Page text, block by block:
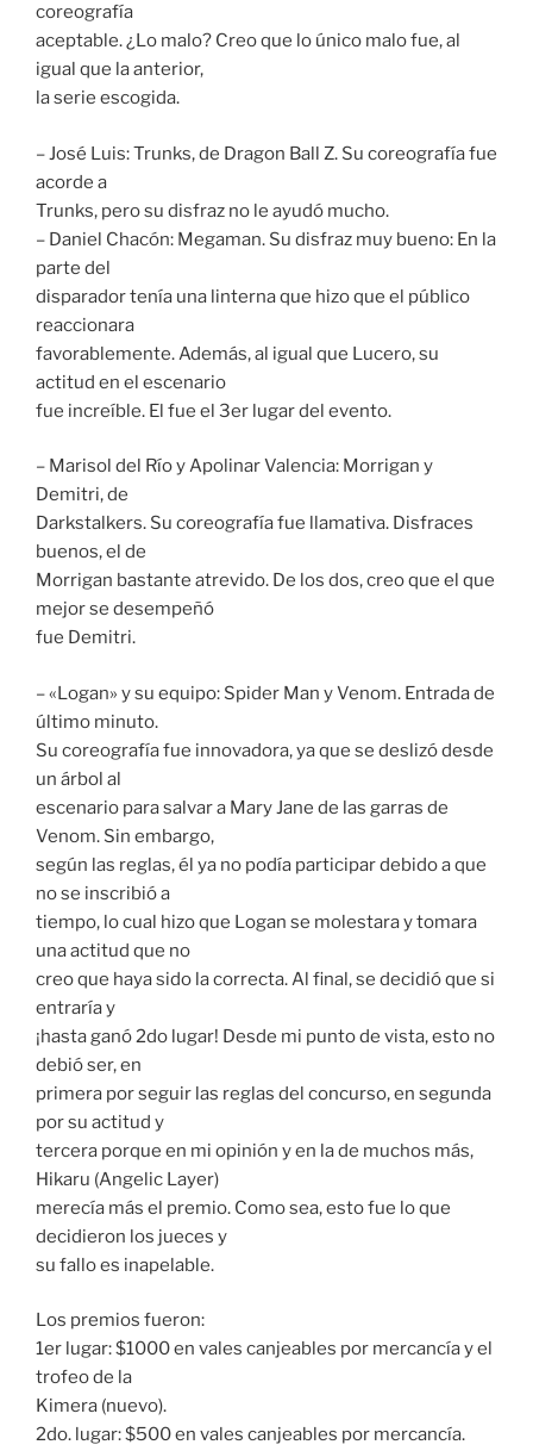
coreografía
aceptable. ¿Lo malo? Creo que lo único malo fue, al
igual que la anterior,
la serie escogida.
– José Luis: Trunks, de Dragon Ball Z. Su coreografía fue
acorde a
Trunks, pero su disfraz no le ayudó mucho.
– Daniel Chacón: Megaman. Su disfraz muy bueno: En la
parte del
disparador tenía una linterna que hizo que el público
reaccionara
favorablemente. Además, al igual que Lucero, su
actitud en el escenario
fue increíble. El fue el 3er lugar del evento.
– Marisol del Río y Apolinar Valencia: Morrigan y
Demitri, de
Darkstalkers. Su coreografía fue llamativa. Disfraces
buenos, el de
Morrigan bastante atrevido. De los dos, creo que el que
mejor se desempeñó
fue Demitri.
– «Logan» y su equipo: Spider Man y Venom. Entrada de
último minuto.
Su coreografía fue innovadora, ya que se deslizó desde
un árbol al
escenario para salvar a Mary Jane de las garras de
Venom. Sin embargo,
según las reglas, él ya no podía participar debido a que
no se inscribió a
tiempo, lo cual hizo que Logan se molestara y tomara
una actitud que no
creo que haya sido la correcta. Al final, se decidió que si
entraría y
¡hasta ganó 2do lugar! Desde mi punto de vista, esto no
debió ser, en
primera por seguir las reglas del concurso, en segunda
por su actitud y
tercera porque en mi opinión y en la de muchos más,
Hikaru (Angelic Layer)
merecía más el premio. Como sea, esto fue lo que
decidieron los jueces y
su fallo es inapelable.
Los premios fueron:
1er lugar: $1000 en vales canjeables por mercancía y el
trofeo de la
Kimera (nuevo).
2do. lugar: $500 en vales canjeables por mercancía.